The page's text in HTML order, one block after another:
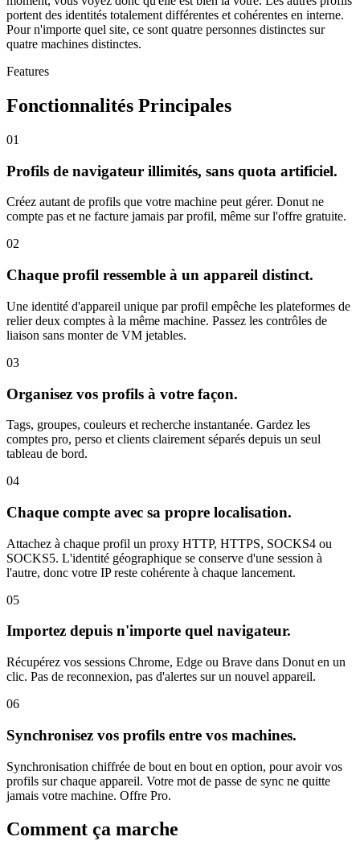
portent des identités totalement différentes et cohérentes en interne.
Pour n'importe quel site, ce sont quatre personnes distinctes sur
quatre machines distinctes.
Features
Fonctionnalités Principales
01
Profils de navigateur illimités, sans quota artificiel.
Créez autant de profils que votre machine peut gérer. Donut ne
compte pas et ne facture jamais par profil, même sur l'offre gratuite.
02
Chaque profil ressemble à un appareil distinct.
Une identité d'appareil unique par profil empêche les plateformes de
relier deux comptes à la même machine. Passez les contrôles de
liaison sans monter de VM jetables.
03
Organisez vos profils à votre façon.
Tags, groupes, couleurs et recherche instantanée. Gardez les
comptes pro, perso et clients clairement séparés depuis un seul
tableau de bord.
04
Chaque compte avec sa propre localisation.
Attachez à chaque profil un proxy HTTP, HTTPS, SOCKS4 ou
SOCKS5. L'identité géographique se conserve d'une session à
l'autre, donc votre IP reste cohérente à chaque lancement.
05
Importez depuis n'importe quel navigateur.
Récupérez vos sessions Chrome, Edge ou Brave dans Donut en un
clic. Pas de reconnexion, pas d'alertes sur un nouvel appareil.
06
Synchronisez vos profils entre vos machines.
Synchronisation chiffrée de bout en bout en option, pour avoir vos
profils sur chaque appareil. Votre mot de passe de sync ne quitte
jamais votre machine. Offre Pro.
Comment ça marche